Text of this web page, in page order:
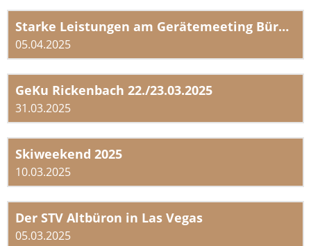
Starke Leistungen am Gerätemeeting Büron mit Sieg in der Königskategorie
05.04.2025
GeKu Rickenbach 22./23.03.2025
31.03.2025
Skiweekend 2025
10.03.2025
Der STV Altbüron in Las Vegas
05.03.2025